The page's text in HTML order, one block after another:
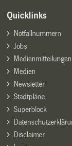
Quicklinks
Notfallnummern
Jobs
Medienmitteilungen
Medien
Newsletter
Stadtpläne
Superblock
Disclaimer